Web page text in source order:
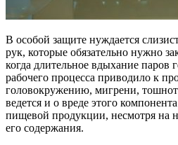
В особой защите нуждается
рук, которые обязательно нужно
когда длительное вдыхание паров
рабочего процесса приводило к
головокружению, мигрени,
ведется и о вреде этого
пищевой продукции, несмотря на
его содержания.